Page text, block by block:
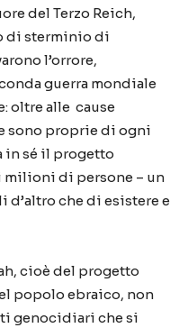
del Terzo Reich,
di sterminio di
l’orrore,
guerra mondiale
oltre alle cause
sono proprie di ogni
in sé il progetto
di persone – un
che di esistere e
cioè del progetto
popolo ebraico, non
genocidiari che si